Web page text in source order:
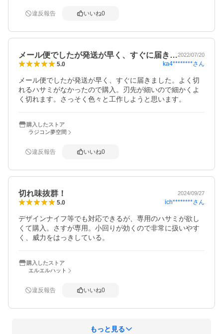
違反報告 いいね0
メール便でしたが発送が早く、すぐに届き…2022/07/20
5.0 ka4********さん
メール便でしたが発送が早く、すぐに届きました。よく切
れるハサミがなかったので購入。刃先が細いので細かくよ
く切れます。さっそく色々と工作しようと思います。
購入したストア
ラジコン夢空間
違反報告 いいね0
切れ味抜群！ 2024/09/27
5.0 ich********さん
デザインナイフ等でも対応できるが、専用のハサミが欲し
くて購入。さすが専用。小回りが効くので非常に扱いやす
く、威力をはっきしている。
購入したストア
エルエルハット
違反報告 いいね0
もっと見る